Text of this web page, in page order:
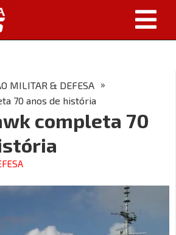
MILITAR & DEFESA »
70 anos de história
completa 70